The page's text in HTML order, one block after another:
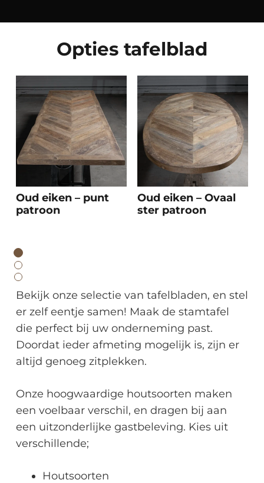
Opties tafelblad
Oud eiken – punt
patroon
Oud eiken – Ovaal
ster patroon
Bekijk onze selectie van tafelbladen, en stel
er zelf eentje samen! Maak de stamtafel
die perfect bij uw onderneming past.
Doordat ieder afmeting mogelijk is, zijn er
altijd genoeg zitplekken.
Onze hoogwaardige houtsoorten maken
een voelbaar verschil, en dragen bij aan
een uitzonderlijke gastbeleving. Kies uit
verschillende;
Houtsoorten